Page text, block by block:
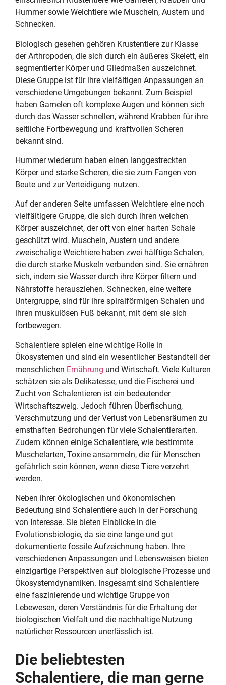
Hummer sowie Weichtiere wie Muscheln, Austern und
Schnecken.
Biologisch gesehen gehören Krustentiere zur Klasse
der Arthropoden, die sich durch ein äußeres Skelett, ein
segmentierter Körper und Gliedmaßen auszeichnet.
Diese Gruppe ist für ihre vielfältigen Anpassungen an
verschiedene Umgebungen bekannt. Zum Beispiel
haben Garnelen oft komplexe Augen und können sich
durch das Wasser schnellen, während Krabben für ihre
seitliche Fortbewegung und kraftvollen Scheren
bekannt sind.
Hummer wiederum haben einen langgestreckten
Körper und starke Scheren, die sie zum Fangen von
Beute und zur Verteidigung nutzen.
Auf der anderen Seite umfassen Weichtiere eine noch
vielfältigere Gruppe, die sich durch ihren weichen
Körper auszeichnet, der oft von einer harten Schale
geschützt wird. Muscheln, Austern und andere
zweischalige Weichtiere haben zwei hälftige Schalen,
die durch starke Muskeln verbunden sind. Sie ernähren
sich, indem sie Wasser durch ihre Körper filtern und
Nährstoffe herausziehen. Schnecken, eine weitere
Untergruppe, sind für ihre spiralförmigen Schalen und
ihren muskulösen Fuß bekannt, mit dem sie sich
fortbewegen.
Schalentiere spielen eine wichtige Rolle in
Ökosystemen und sind ein wesentlicher Bestandteil der
menschlichen Ernährung und Wirtschaft. Viele Kulturen
schätzen sie als Delikatesse, und die Fischerei und
Zucht von Schalentieren ist ein bedeutender
Wirtschaftszweig. Jedoch führen Überfischung,
Verschmutzung und der Verlust von Lebensräumen zu
ernsthaften Bedrohungen für viele Schalentierarten.
Zudem können einige Schalentiere, wie bestimmte
Muschelarten, Toxine ansammeln, die für Menschen
gefährlich sein können, wenn diese Tiere verzehrt
werden.
Neben ihrer ökologischen und ökonomischen
Bedeutung sind Schalentiere auch in der Forschung
von Interesse. Sie bieten Einblicke in die
Evolutionsbiologie, da sie eine lange und gut
dokumentierte fossile Aufzeichnung haben. Ihre
verschiedenen Anpassungen und Lebensweisen bieten
einzigartige Perspektiven auf biologische Prozesse und
Ökosystemdynamiken. Insgesamt sind Schalentiere
eine faszinierende und wichtige Gruppe von
Lebewesen, deren Verständnis für die Erhaltung der
biologischen Vielfalt und die nachhaltige Nutzung
natürlicher Ressourcen unerlässlich ist.
Die beliebtesten
Schalentiere, die man gerne